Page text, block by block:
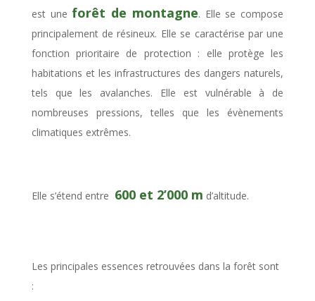
est une forêt de montagne. Elle se compose
principalement de résineux. Elle se caractérise par une
fonction prioritaire de protection : elle protège les
habitations et les infrastructures des dangers naturels,
tels que les avalanches. Elle est vulnérable à de
nombreuses pressions, telles que les évènements
climatiques extrêmes.
Elle s’étend entre 600 et 2’000 m d’altitude.
Les principales essences retrouvées dans la forêt sont
: